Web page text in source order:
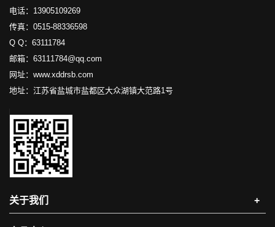
电话：13905109269
传真：0515-88336598
Q Q：63111784
邮箱：63111784@qq.com
网址：www.xddrsb.com
地址：江苏省盐城市盐都区大众湖镇大范路1号
关于我们 +